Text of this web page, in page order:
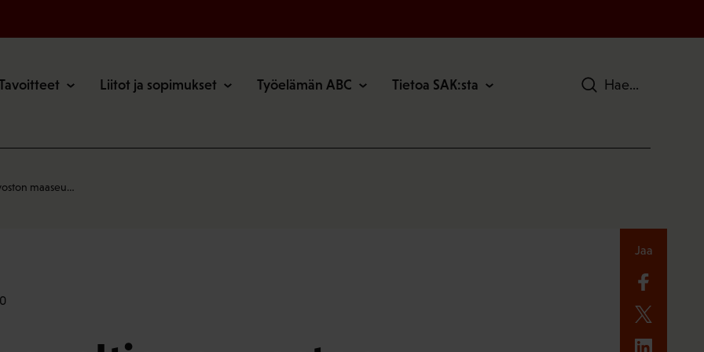
Liitot ja sopimukset Työelämän ABC Tietoa SAK:sta Hae
maaseu…
Jaa